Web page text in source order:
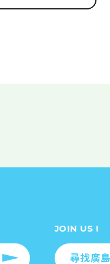
JOIN US !
尋找廣